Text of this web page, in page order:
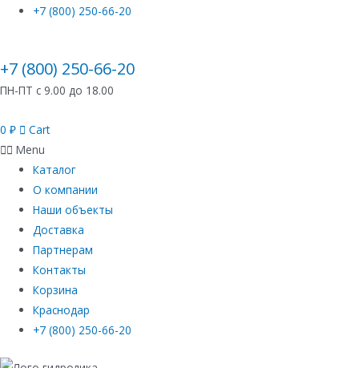
+7 (800) 250-66-20
+7 (800) 250-66-20
ПН-ПТ с 9.00 до 18.00
0 ₽
Cart
Menu
Каталог
О компании
Наши объекты
Доставка
Партнерам
Контакты
Корзина
Краснодар
+7 (800) 250-66-20